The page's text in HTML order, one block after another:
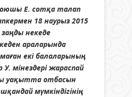
Е. сотқа талап
18 наурыз 2015
некеде
араларында
екі балаларының
мінездері жараспай
уақытта отбасын
мүмкіндігінің